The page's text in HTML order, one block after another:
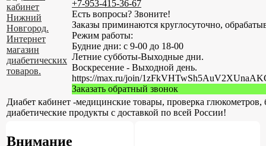
+7-953-415-36-67
Есть вопросы? Звоните!
Заказы приминаются круглосуточно,
Режим работы:
Будние дни: с 9-00 до 18-00
Летние субботы-Выходные дни.
Воскресение - Выходной день.
https://max.ru/join/
Заказать обратный звонок
Диабет кабинет -медицинские товары, проверка глюкометров,
диабетические продукты с доставкой по всей России!
Внимание